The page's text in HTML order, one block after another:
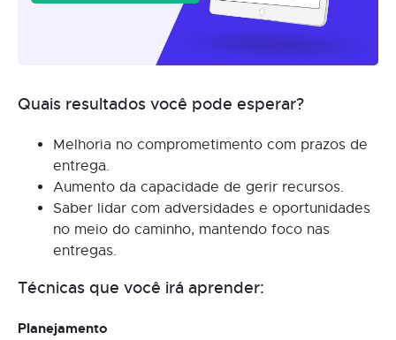
Quais resultados você pode esperar?
Melhoria no comprometimento com prazos de
entrega.
Aumento da capacidade de gerir recursos.
Saber lidar com adversidades e oportunidades
no meio do caminho, mantendo foco nas
entregas.
Técnicas que você irá aprender:
Planejamento